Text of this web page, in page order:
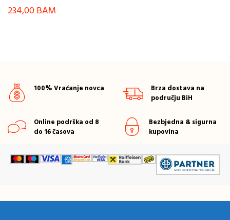
234,00BAM
100% Vraćanje novca
Brza dostava na
području BiH
Online podrška od 8
do 16 časova
Bezbjedna & sigurna
kupovina